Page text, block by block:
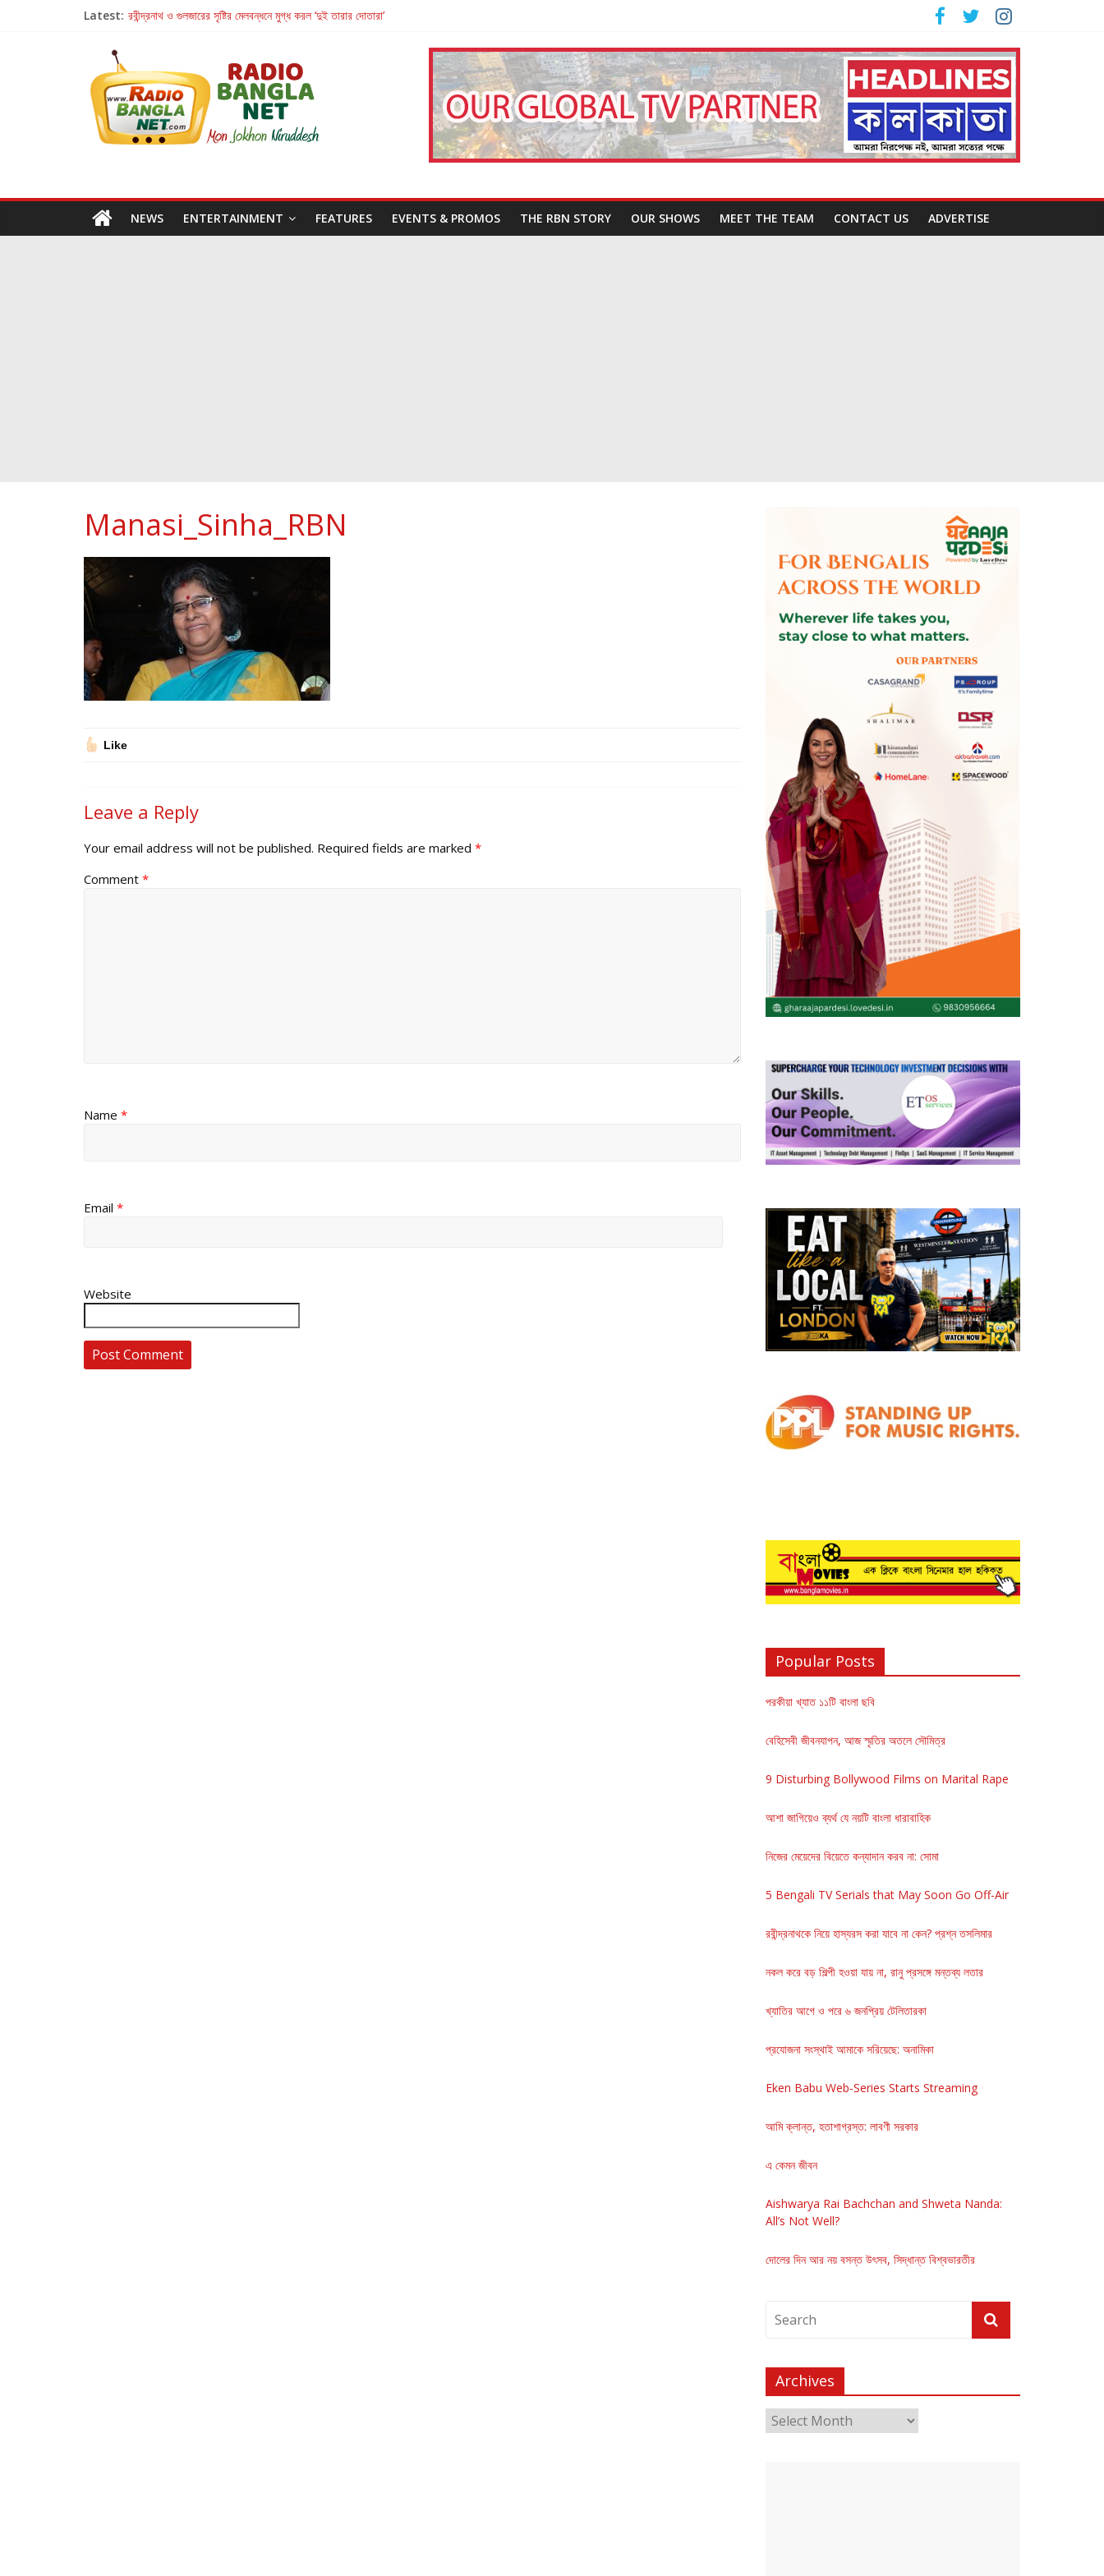
Latest: রবীন্দ্রনাথ ও গুলজারের সৃষ্টির মেলবন্ধনে মুগ্ধ করল ‘দুই তারার দোতারা’
Retribution: A Thought-Provoking Short Film That Challenges Our Understanding of Justice
হাওয়া বদলের টলিউডে ‘তুমি এলে তাই’
NEWS ENTERTAINMENT FEATURES EVENTS & PROMOS THE RBN STORY OUR SHOWS MEET THE TEAM CONTACT US ADVERTISE
Manasi_Sinha_RBN
Like
Leave a Reply
Your email address will not be published. Required fields are marked *
Comment *
Name *
Email *
Website
Popular Posts
পরকীয়া খ্যাত ১১টি বাংলা ছবি
বেহিসেবী জীবনযাপন, আজ স্মৃতির অতলে সৌমিত্র
9 Disturbing Bollywood Films on Marital Rape
আশা জাগিয়েও ব্যর্থ যে নয়টি বাংলা ধারাবাহিক
নিজের মেয়েদের বিয়েতে কন্যাদান করব না: সোমা
5 Bengali TV Serials that May Soon Go Off-Air
রবীন্দ্রনাথকে নিয়ে হাস্যরস করা যাবে না কেন? প্রশ্ন তসলিমার
নকল করে বড় শিল্পী হওয়া যায় না, রানু প্রসঙ্গে মন্তব্য লতার
খ্যাতির আগে ও পরে ৬ জনপ্রিয় টেলিতারকা
প্রযোজনা সংস্থাই আমাকে সরিয়েছে: অনামিকা
Eken Babu Web-Series Starts Streaming
আমি ক্লান্ত, হতাশাগ্রস্ত: লাবণী সরকার
এ কেমন জীবন
Aishwarya Rai Bachchan and Shweta Nanda:
All’s Not Well?
দোলের দিন আর নয় বসন্ত উৎসব, সিদ্ধান্ত বিশ্বভারতীর
Archives